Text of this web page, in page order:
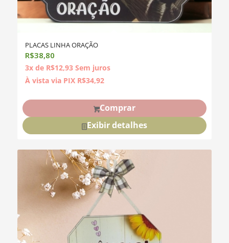
PLACAS LINHA ORAÇÃO
R$38,80
3x de R$12,93 Sem juros
À vista via PIX R$34,92
Comprar
Exibir detalhes